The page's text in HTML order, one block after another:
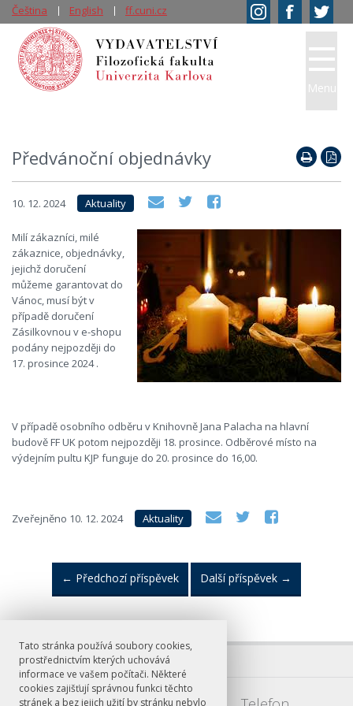
Tato stránka používá soubory cookies,
prostřednictvím kterých uchovává
informace ve vašem počítači. Některé
cookies zajišťují správnou funkci těchto
stránek a bez jejich užití by stránku nebylo
Předvánoční objednávky
10. 12. 2024 Aktuality
Milí zákazníci, milé
zákaznice, objednávky,
jejichž doručení
můžeme garantovat do
Vánoc, musí být v
případě doručení
Zásilkovnou v e-shopu
podány nejpozději do
17. prosince 2024 .
V případě osobního odběru v Knihovně Jana Palacha na hlavní
budově FF UK potom nejpozději 18. prosince. Odběrové místo na
výdejním pultu KJP funguje do 20. prosince do 16,00.
Zveřejněno 10. 12. 2024 Aktuality
← Předchozí příspěvek Další příspěvek →
Menu
Čeština English ff.cuni.cz